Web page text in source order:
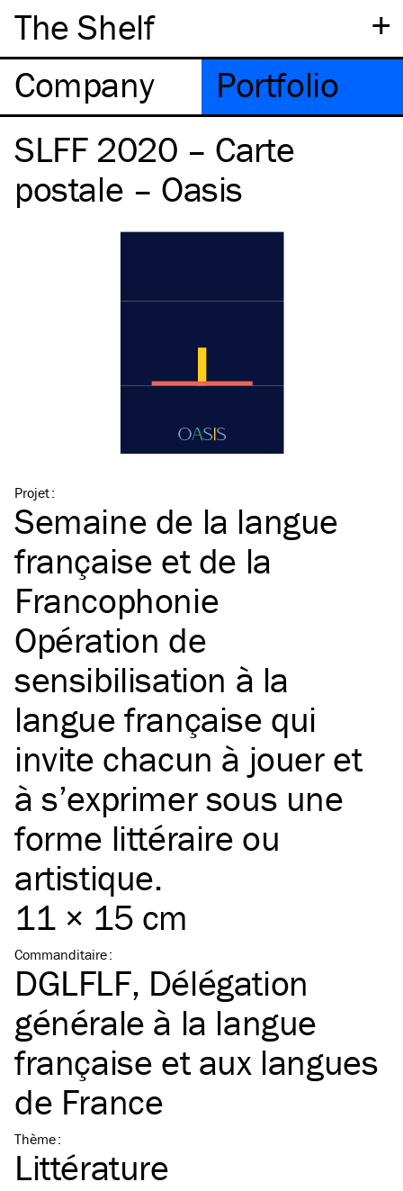
+
The Shelf
Company
Portfolio
SLFF 2020 – Carte
postale – Oasis
Projet:
Semaine de la langue
française et de la
Francophonie
Opération de
sensibilisation à la
langue française qui
invite chacun à jouer et
à s’exprimer sous une
forme littéraire ou
artistique.
11 × 15 cm
Commanditaire:
DGLFLF, Délégation
générale à la langue
française et aux langues
de France
Thème:
Littérature